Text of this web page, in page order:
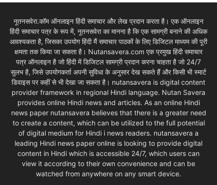
नूतनसवेरा.कॉम ऑनलाइन हिंदी समाचार और लेख प्रदान करता है। एक ऑनलाइन
हिंदी समाचार पत्र के रूप में, नूतनसवेरा का मानना है कि एक सामग्री बनाने की अधिक
आवश्यकता है, जिसका उपयोग हिंदी मैं समाचार पाठकों के लिए डिजिटल माध्यम की पूरी
क्षमता तक किया जा सकता है। Nutansavera.com एक प्रमुख हिंदी समाचार
पत्र ऑनलाइन है जो हिंदी में डिजिटल सामग्री प्रदान करना चाहता है जो 24/7
सुलभ है, जिसे उपयोगकर्ता अपनी सुविधा के अनुसार देख सकते हैं और किसी भी स्मार्ट
डिवाइस पर कहीं से भी देखा जा सकता है। nutansavera is digital content
provider framework in regional Hindi language. Nutan Savera
provides online Hindi news and articles. As an online Hindi
news paper nutansavera believes that there is a greater need
to create a content, which can be utilized to the full potential
of digital medium for Hindi i news readers. nutansavera a
leading Hindi news paper online is looking to provide digital
content in Hindi which is accessible 24/7, which users can
view it according to their own convenience and can be
watched from anywhere on any smart device.